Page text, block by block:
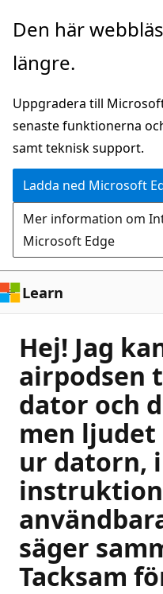
Hoppa
huvudinnehåll
Den här
längre.
Uppgradera till
senaste funktionerna
samt teknisk support.
Ladda ned Microsoft
Mer information om
Microsoft Edge
Learn
Hej! Jag
airpodsen
dator och
men
ur datorn,
säger
Tacksam